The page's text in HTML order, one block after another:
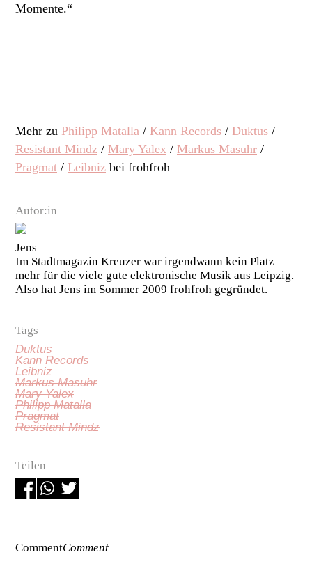
Autor:in
Jens
Im Stadtmagazin Kreuzer war irgendwann kein Platz
mehr für die viele gute elektronische Musik aus Leipzig.
Also hat Jens im Sommer 2009 frohfroh gegründet.
Tags
Duktus
Kann Records
Leibniz
Markus Masuhr
Mary Yalex
Philipp Matalla
Pragmat
Resistant Mindz
Teilen
Momente.“
Mehr zu Philipp Matalla / Kann Records / Duktus /
Resistant Mindz / Mary Yalex / Markus Masuhr /
Pragmat / Leibniz bei frohfroh
CommentComment